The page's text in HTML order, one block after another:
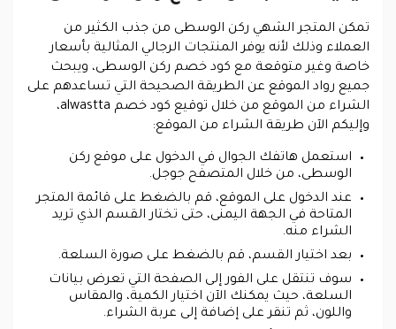
تمكن المتجر الشهي ركن الوسطى من جذب الكثير من
العملاء وذلك لأنه يوفر المنتجات الرجالي المثالية بأسعار
خاصة وغير متوقعة مع كود خصم ركن الوسطى، ويبحث
جميع رواد الموقع عن الطريقة الصحيحة التي تساعدهم على
الشراء من الموقع من خلال توقيع كود خصم alwastta،
وإليكم الآن طريقة الشراء من الموقع:
استعمل هاتفك الجوال في الدخول على موقع ركن
الوسطى، من خلال المتصفح جوجل.
عند الدخول على الموقع، قم بالضغط على قائمة المتجر
المتاحة في الجهة اليمنى، حتى تختار القسم الذي تريد
الشراء منه.
بعد اختيار القسم، قم بالضغط على صورة السلعة.
سوف تنتقل على الفور إلى الصفحة التي تعرض بيانات
السلعة، حيث يمكنك الآن اختيار الكمية، والمقاس
واللون، ثم تنقر على إضافة إلى عربة الشراء.